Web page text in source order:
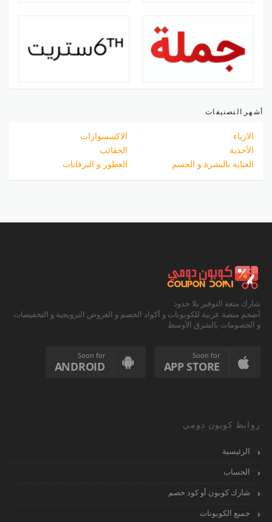
أشهر التصنيفات
الازياء
الاكسسوارات
الأحذية
الحقائب
العناية بالبشرة و الجسم
العطور و البرفانات
شارك متعة التوفير بلا حدود
أضخم منصة عربية للكوبونات و أكواد الخصم و العروض الترويجية و التخفيضات
و الخصومات بالشرق الأوسط
Soon for
APP STORE
Soon for
ANDROID
روابط كوبون دومي
الرئيسية
الحساب
شارك كوبون أو كود خصم
جميع الكوبونات